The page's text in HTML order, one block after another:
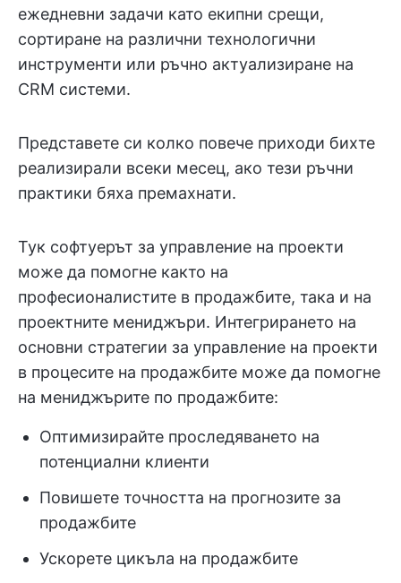
ежедневни задачи като екипни срещи,
сортиране на различни технологични
инструменти или ръчно актуализиране на
CRM системи.
Представете си колко повече приходи бихте
реализирали всеки месец, ако тези ръчни
практики бяха премахнати.
Тук софтуерът за управление на проекти
може да помогне както на
професионалистите в продажбите, така и на
проектните мениджъри. Интегрирането на
основни стратегии за управление на проекти
в процесите на продажбите може да помогне
на мениджърите по продажбите:
Оптимизирайте проследяването на
потенциални клиенти
Повишете точността на прогнозите за
продажбите
Ускорете цикъла на продажбите